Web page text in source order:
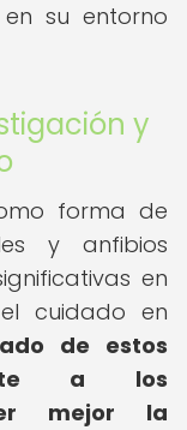
su entorno
y
forma de
y anfibios
en
cuidado en
de estos
a los
mejor la